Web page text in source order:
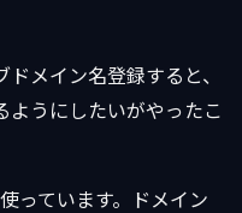
メイン名登録すると、
ようにしたいがやったこ
っています。ドメイン